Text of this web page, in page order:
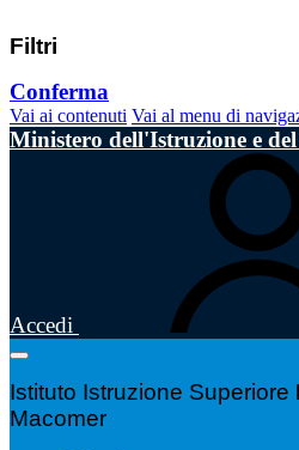
Filtri
Conferma
Vai ai contenuti Vai al menu di
Ministero dell'Istruzione e
Accedi
Istituto Istruzione Superiore
Macomer